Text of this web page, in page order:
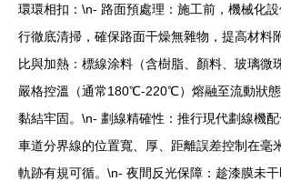
環環相扣：\n- 路面預處理：施工前，機械化
行徹底清掃，確保路面干燥無雜物，提高材料
比與加熱：標線涂料（含樹脂、顏料、玻璃微
嚴格控溫（通常180℃-220℃）熔融至流動狀態
黏結牢固。\n- 劃線精確性：推行現代劃線機配
車道分界線的位置寬、厚、距離誤差控制在毫
軌跡有規可循。\n- 夜間反光保障：趁漆膜未